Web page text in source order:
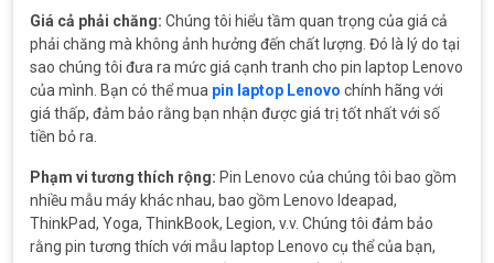
Giá cả phải chăng: Chúng tôi hiểu tầm quan trọng của giá cả
phải chăng mà không ảnh hưởng đến chất lượng. Đó là lý do tại
sao chúng tôi đưa ra mức giá cạnh tranh cho pin laptop Lenovo
của mình. Bạn có thể mua pin laptop Lenovo chính hãng với
giá thấp, đảm bảo rằng bạn nhận được giá trị tốt nhất với số
tiền bỏ ra.
Phạm vi tương thích rộng: Pin Lenovo của chúng tôi bao gồm
nhiều mẫu máy khác nhau, bao gồm Lenovo Ideapad,
ThinkPad, Yoga, ThinkBook, Legion, v.v. Chúng tôi đảm bảo
rằng pin tương thích với mẫu laptop Lenovo cụ thể của bạn,